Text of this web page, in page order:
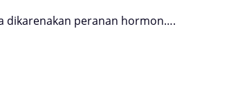
dikarenakan peranan hormon….